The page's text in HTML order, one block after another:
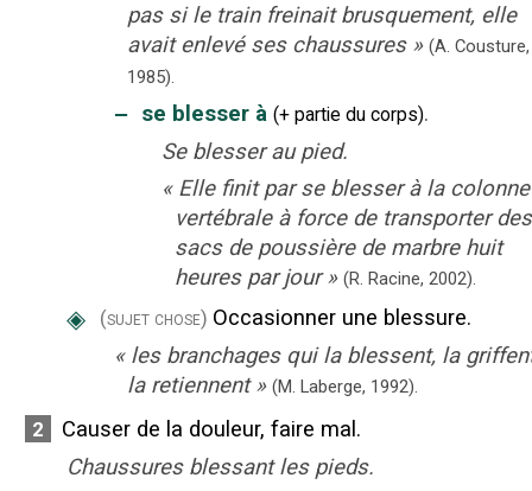
pas si le train freinait brusquement, elle
avait enlevé ses chaussures » (A. Cousture,
1985).
‒ se blesser à (+ partie du corps).
Se blesser au pied.
« Elle finit par se blesser à la colonne
vertébrale à force de transporter des
sacs de poussière de marbre huit
heures par jour » (R. Racine, 2002).
◈ (sujet chose) Occasionner une blessure.
« les branchages qui la blessent, la
la retiennent » (M. Laberge, 1992).
2
Causer de la douleur, faire mal.
Chaussures blessant les pieds.